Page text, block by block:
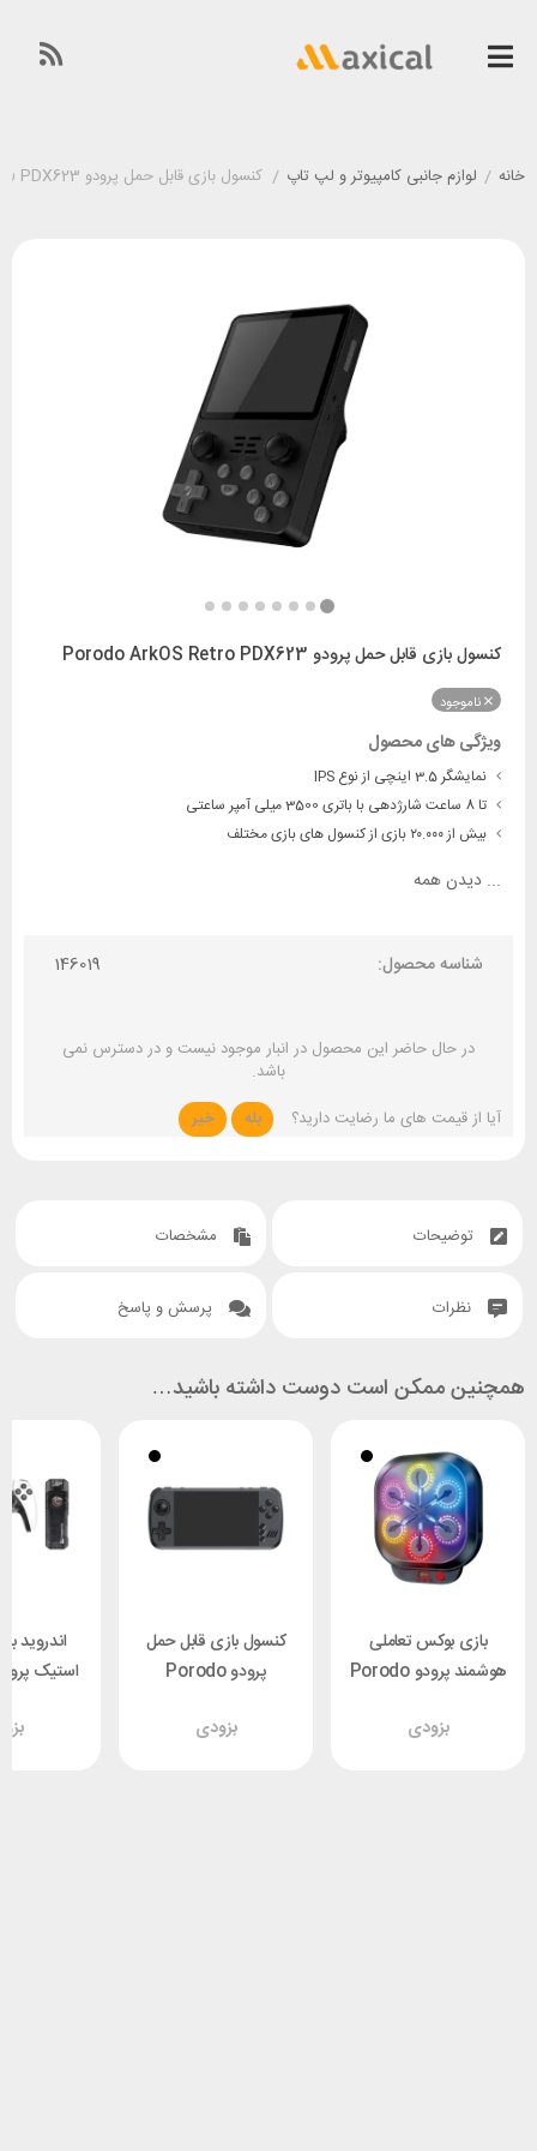
خانه / لوازم جانبی کامپیوتر و لپ تاپ / کنسول بازی قابل حمل پرودو Porodo ArkOS Retro PDX623
کنسول بازی قابل حمل پرودو Porodo ArkOS Retro PDX623
ناموجود
ویژگی های محصول
نمایشگر 3.5 اینچی از نوع IPS
تا 8 ساعت شارژدهی با باتری 3500 میلی آمپر ساعتی
بیش از ۲۰.۰۰۰ بازی از کنسول های بازی مختلف
... دیدن همه
شناسه محصول: 146019
در حال حاضر این محصول در انبار موجود نیست و در دسترس نمی
باشد.
آیا از قیمت های ما رضایت دارید؟
بله خیر
توضیحات مشخصات
نظرات پرسش و پاسخ
همچنین ممکن است دوست داشته باشید…
بازی بوکس تعاملی
هوشمند پرودو Porodo
بزودی
کنسول بازی قابل حمل
پرودو Porodo
بزودی
اندروید